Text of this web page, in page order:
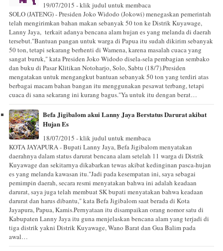
19/07/2015 - klik judul untuk membaca
SOLO (JATENG) - Presiden Joko Widodo (Jokowi) menegaskan pemerintah
telah mengirimkan bahan makan sebanyak 50 ton ke Distrik Kuyawage,
Lanny Jaya, terkait adanya bencana alam hujan es yang melanda di daerah
tersebut."Bantuan pangan untuk warga di Papua itu sudah dikirim sebanyak
50 ton, tetapi sekarang berhenti di Wamena, karena masalah cuaca yang
sangat buruk," kata Presiden Joko Widodo disela-sela pembagian sembako
dan buku di Pasar Klitikan Notoharjo, Solo, Sabtu (18/7).Presiden
mengatakan untuk mengangkut bantuan sebanyak 50 ton yang terdiri atas
berbagai macam bahan bangan itu menggunakan pesawat terbang, tetapi
cuaca di sana sekarang ini kurang bagus."Ya untuk itu dengan berat…
Befa Jigibalom akui Lanny Jaya Berstatus Darurat akibat
Hujan Es
18/07/2015 - klik judul untuk membaca
KOTA JAYAPURA - Bupati Lanny Jaya, Befa Jigibalom menyatakan
daerahnya dalam status darurat bencana alam setelah 11 warga di Distrik
Kuyawage dan sekitarnya dikabarkan tewas akibat kedinginan pasca-hujan
es yang melanda kawasan itu."Jadi pada kesempatan ini, saya sebagai
pemimpin daerah, secara resmi menyatakan bahwa ini adalah keadaan
darurat, saya juga telah membuat SK bupati menyatakan bahwa keadaan
darurat dan harus dibantu," kata Befa Jigibalom saat berada di Kota
Jayapura, Papua, Kamis.Pernyataan itu disampaikan orang nomor satu di
Kabupaten Lanny Jaya itu guna menjelaskan bencana alam yang terjadi di
tiga distrik yakni Distrik Kuyawage, Wano Barat dan Gua Balim pada
awal…